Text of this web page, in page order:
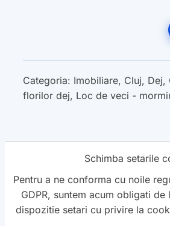
Categoria: Imobiliare, Cluj, Dej,
florilor dej, Loc de veci -
1 2 3
Schimba setarile
Pentru a ne conforma cu noile
GDPR, suntem acum obligati de
dispozitie setari cu privire la